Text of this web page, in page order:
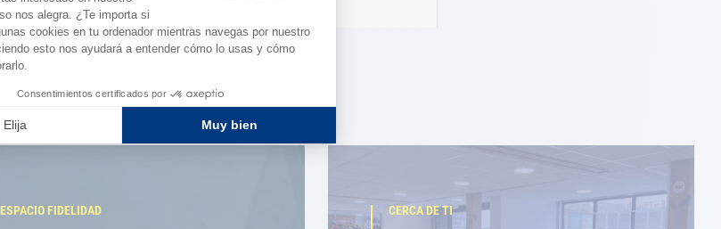
Disponible en varias versiones
ESPACIO FIDELIDAD CERCA DE TI